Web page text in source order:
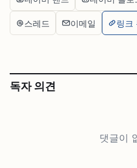
스레드 이메일 링크
독자 의견
댓글이